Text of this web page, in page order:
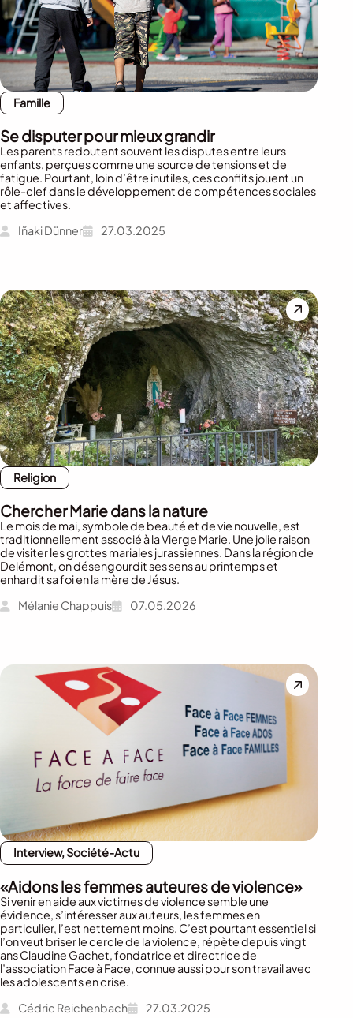
Famille
Se disputer pour mieux grandir
Les parents redoutent souvent les disputes entre leurs
enfants, perçues comme une source de tensions et de
fatigue. Pourtant, loin d’être inutiles, ces conflits jouent un
rôle-clef dans le développement de compétences sociales
et affectives.
Iñaki Dünner
27.03.2025
Religion
Chercher Marie dans la nature
Le mois de mai, symbole de beauté et de vie nouvelle, est
traditionnellement associé à la Vierge Marie. Une jolie raison
de visiter les grottes mariales jurassiennes. Dans la région de
Delémont, on désengourdit ses sens au printemps et
enhardit sa foi en la mère de Jésus.
Mélanie Chappuis
07.05.2026
Interview, Société-Actu
«Aidons les femmes auteures de violence»
Si venir en aide aux victimes de violence semble une
évidence, s’intéresser aux auteurs, les femmes en
particulier, l’est nettement moins. C’est pourtant essentiel si
l’on veut briser le cercle de la violence, répète depuis vingt
ans Claudine Gachet, fondatrice et directrice de
l’association Face à Face, connue aussi pour son travail avec
les adolescents en crise.
Cédric Reichenbach
27.03.2025